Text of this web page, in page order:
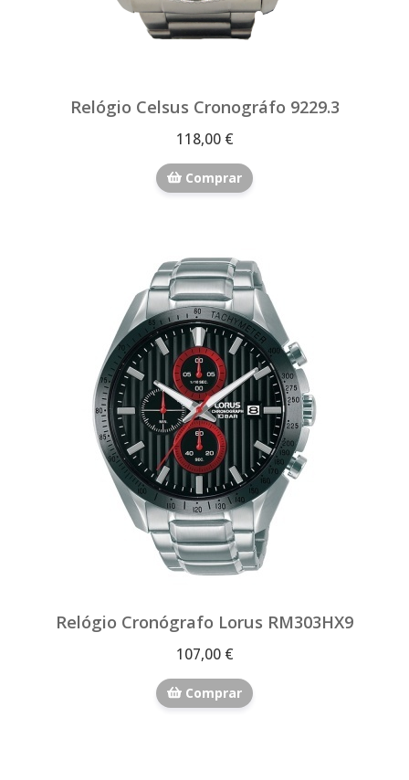
Relógio Celsus Cronográfo 9229.3
118,00 €
Comprar
Relógio Cronógrafo Lorus RM303HX9
107,00 €
Comprar